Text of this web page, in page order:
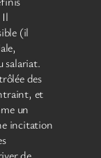
Il
(il
salariat.
des
et
un
incitation